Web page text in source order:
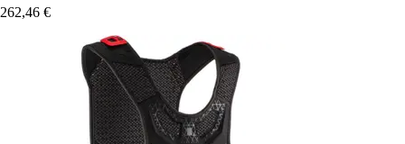
262,46 €